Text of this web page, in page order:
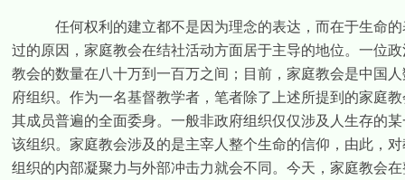
任何权利的建立都不是因为理念的表达，而在于生命
过的原因，家庭教会在结社活动方面居于主导的地位。一位
教会的数量在八十万到一百万之间；目前，家庭教会是中国
府组织。作为一名基督教学者，笔者除了上述所提到的家庭
其成员普遍的全面委身。一般非政府组织仅仅涉及人生存的
该组织。家庭教会涉及的是主宰人整个生命的信仰，由此，
组织的内部凝聚力与外部冲击力就会不同。今天，家庭教会